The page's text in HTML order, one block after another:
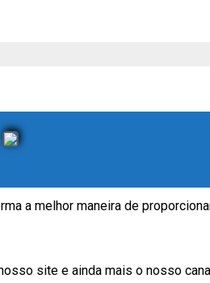
a melhor maneira de
site e ainda mais o nosso